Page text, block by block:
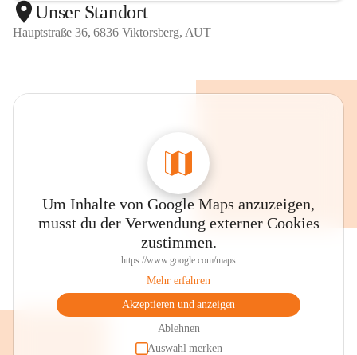
Unser Standort
Hauptstraße 36, 6836 Viktorsberg, AUT
Um Inhalte von Google Maps anzuzeigen,
musst du der Verwendung externer Cookies
zustimmen.
https://www.google.com/maps
Mehr erfahren
Akzeptieren und anzeigen
Ablehnen
Auswahl merken